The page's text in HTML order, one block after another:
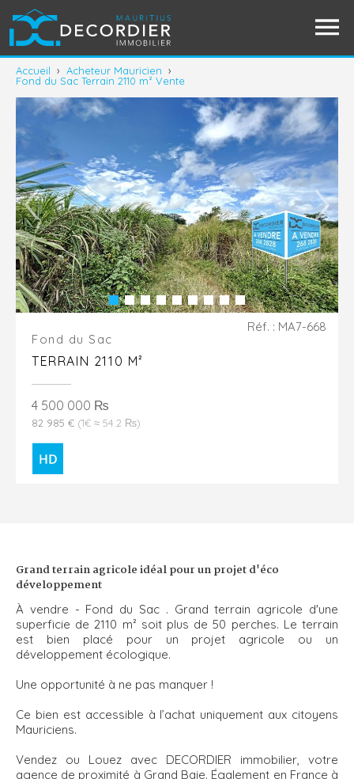
Accueil › Acheteur Mauricien ›
Fond du Sac Terrain 2110 m² Vente
Fond du Sac
TERRAIN 2110 M²
4 500 000 ₨
82 985 € (1€ ≈ 54.2 ₨)
Réf. : MA7-668
Grand terrain agricole idéal pour un projet d'éco
développement
À vendre - Fond du Sac . Grand terrain agricole d'une
superficie de 2110 m² soit plus de 50 perches. Le terrain
est bien placé pour un projet agricole ou un
développement écologique.
Une opportunité à ne pas manquer !
Ce bien est accessible à l’achat uniquement aux citoyens
Mauriciens.
Vendez ou Louez avec DECORDIER immobilier, votre
agence de proximité à Grand Baie. Également en France à